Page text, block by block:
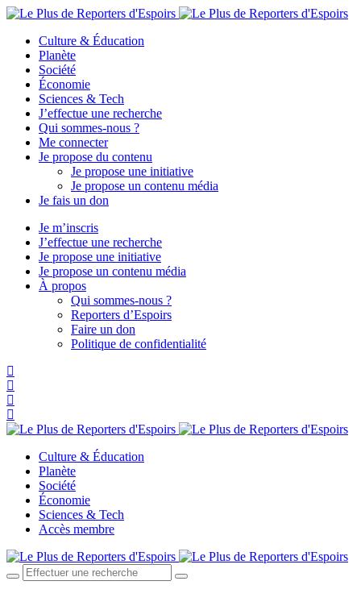
Culture & Éducation
Planète
Société
Économie
Sciences & Tech
J’effectue une recherche
Qui sommes-nous ?
Me connecter
Je propose du contenu
Je propose une initiative
Je propose un contenu média
Je fais un don
Je m’inscris
J’effectue une recherche
Je propose une initiative
Je propose un contenu média
À propos
Qui sommes-nous ?
Reporters d’Espoirs
Faire un don
Politique de confidentialité
Culture & Éducation
Planète
Société
Économie
Sciences & Tech
Accès membre